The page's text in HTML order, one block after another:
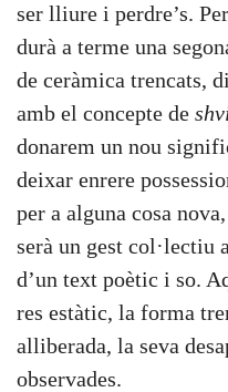
ser lliure i perdre’s.
durà a terme una
de ceràmica trencats,
amb el concepte de
donarem un nou
deixar enrere
per a alguna cosa
serà un gest col·lectiu
d’un text poètic i so.
res estàtic, la forma
alliberada, la seva
observades.